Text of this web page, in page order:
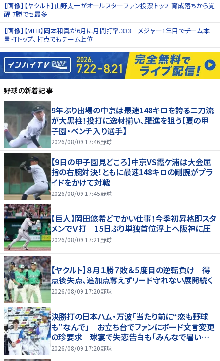
【画像】【ヤクルト】山野太一がオールスターファン投票トップ 育成落ちから覚
醒 7勝でセ最多
【画像】【MLB】岡本和真が6月に月間打率.333 メジャー1年目でチーム本
塁打トップ、打点でもチーム上位
野球の新着記事
9年ぶり出場の中京は最速148キロを誇る二刀流
が大黒柱！投打に逸材揃い、躍進を狙う【夏の甲
子園・ベンチ入り選手】
2026/08/09 17:46野球
【9日の甲子園見どころ】中京VS霞ケ浦は大会屈
指の右腕対決！ともに最速148キロの剛腕がプラ
イドをかけて対戦
2026/08/09 17:45野球
【巨人】岡田悠希どでかい仕事！今季初昇格即スタ
メンでＶ打 15日ぶり単独首位浮上へ阪神に圧
2026/08/09 17:21 野球
【ヤクルト】８月１勝７敗＆５度目の逆転負け 得
点後失点、追加点奪えずリード守れない展開続く
2026/08/09 17:20野球
決勝打の日本ハム・万波「当たり前に“恋も野球
も”なんで」 お立ち台でファンにボード文言変更
の珍要求 球宴で失恋告白も「みんなで暑い夏
にしましょう！」
2026/08/09 17:20野球